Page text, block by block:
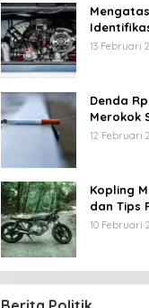
Solusi
13 Februari
Denda
Merokok
12 Februari
Kopling
dan Tips
10 Februari